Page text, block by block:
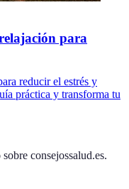
para
reducir el estrés y
práctica y transforma tu
sobre consejossalud.es.